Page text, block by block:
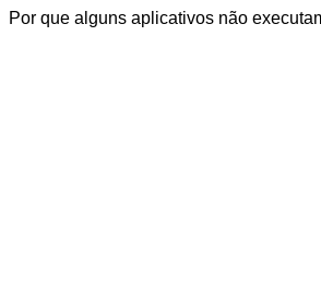
Por que alguns aplicativos não